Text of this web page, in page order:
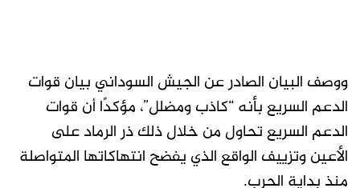
ووصف البيان الصادر عن الجيش السوداني بيان قوات
الدعم السريع بأنه “كاذب ومضلل”، مؤكدًا أن قوات
الدعم السريع تحاول من خلال ذلك ذر الرماد على
الأعين وتزييف الواقع الذي يفضح انتهاكاتها المتواصلة
منذ بداية الحرب.